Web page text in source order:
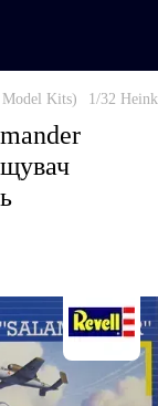
Model Kits) 1/32